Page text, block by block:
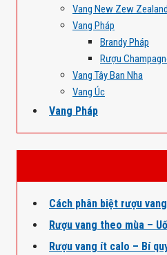
Vang New Zew Zealand
Vang Pháp
Brandy Pháp
Rượu
Vang Tây Ban Nha
Vang Úc
Vang Pháp
Cách phân biệt rượu
Rượu vang theo mùa –
Rượu vang ít calo – Bí